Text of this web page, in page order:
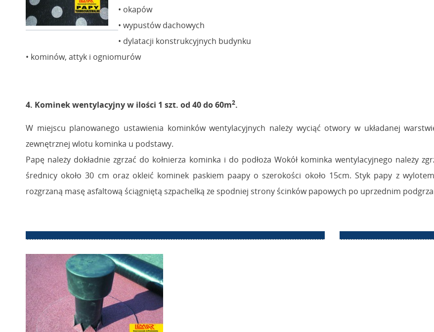
• okapów
• wypustów dachowych
• dylatacji konstrukcyjnych budynku
• kominów, attyk i ogniomurów
4. Kominek wentylacyjny w ilości 1 szt. od 40 do 60m2.
W miejscu planowanego ustawienia kominków wentylacyjnych należy wyciąć otwory w układanej
zewnętrznej wlotu kominka u podstawy.
Papę należy dokładnie zgrzać do kołnierza kominka i do podłoża Wokół kominka wentylacyjnego należy
średnicy około 30 cm oraz okleić kominek paskiem paapy o szerokości około 15cm. Styk papy z
rozgrzaną masę asfaltową ściągniętą szpachelką ze spodniej strony ścinków papowych po uprzednim